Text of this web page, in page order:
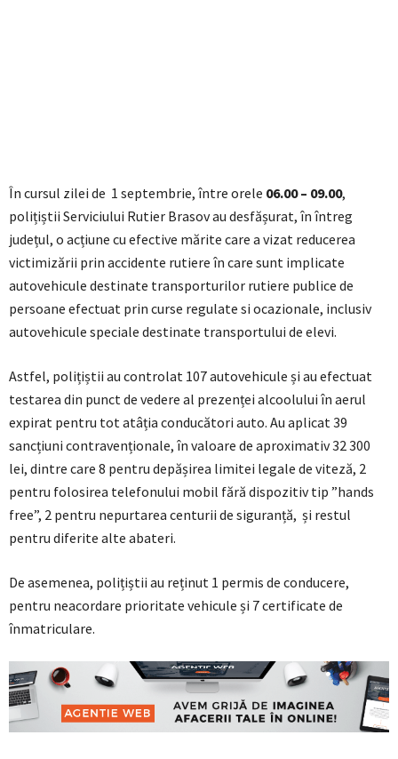
În cursul zilei de 1 septembrie, între orele 06.00 – 09.00,
polițiștii Serviciului Rutier Brasov au desfășurat, în întreg
județul, o acțiune cu efective mărite care a vizat reducerea
victimizării prin accidente rutiere în care sunt implicate
autovehicule destinate transporturilor rutiere publice de
persoane efectuat prin curse regulate si ocazionale, inclusiv
autovehicule speciale destinate transportului de elevi.
Astfel, polițiștii au controlat 107 autovehicule și au efectuat
testarea din punct de vedere al prezenței alcoolului în aerul
expirat pentru tot atâția conducători auto. Au aplicat 39
sancțiuni contravenționale, în valoare de aproximativ 32 300
lei, dintre care 8 pentru depășirea limitei legale de viteză, 2
pentru folosirea telefonului mobil fără dispozitiv tip ”hands
free”, 2 pentru nepurtarea centurii de siguranță, și restul
pentru diferite alte abateri.
De asemenea, polițiștii au reținut 1 permis de conducere,
pentru neacordare prioritate vehicule și 7 certificate de
înmatriculare.